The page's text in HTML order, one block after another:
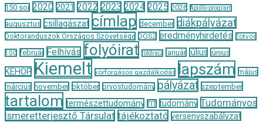
150 sor 2020 2021 2022 2023 2024 2025 2026 Apollo-program
augusztus csillagászat címlap december diákpályázat
Doktoranduszok Országos Szövetsége DOSZ eredményhirdetés Eötvös
100 február Felhívás folyóirat földrajz január július június
KEHOP Kiemelt körforgásos gazdálkodás lapszám május
március november október orvostudomány pályázat szeptember
tartalom természettudomány TIT tudomány Tudományos
Ismeretterjesztő Társulat tájékoztató versenyszabályzat